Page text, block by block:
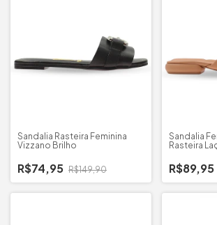
Sandalia Rasteira Feminina
Vizzano Brilho
R$74,95 R$149,90
Sandalia
Rasteira
R$89,95